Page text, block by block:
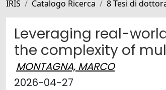
IRIS Catalogo Ricerca 8 Tesi di
Leveraging real-
the complexity of
MONTAGNA, MARCO
2026-04-27